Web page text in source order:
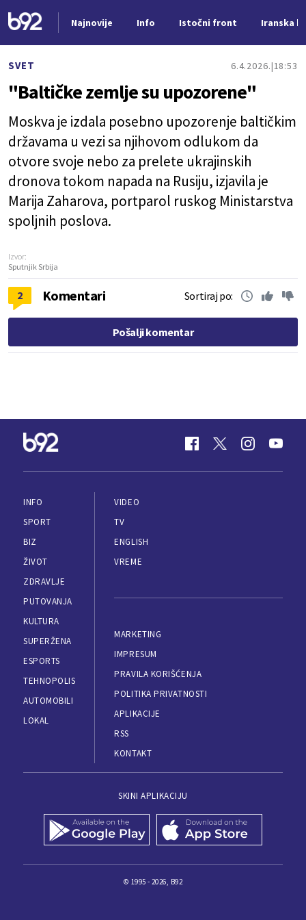
Najnovije Info Istočni front Iranska
SVET 6.4.2026. 18:53
"Baltičke zemlje su upozorene"
Moskva je izdala posebno upozorenje baltičkim
državama u vezi sa njihovom odlukom da
otvore svoje nebo za prelete ukrajinskih
dronova tokom napada na Rusiju, izjavila je
Marija Zaharova, portparol ruskog Ministarstva
spoljnih poslova.
Izvor:
Sputnjik Srbija
2 Komentari Sortiraj po:
Pošalji komentar
INFO
SPORT
BIZ
ŽIVOT
ZDRAVLJE
PUTOVANJA
KULTURA
SUPERŽENA
ESPORTS
TEHNOPOLIS
AUTOMOBILI
LOKAL
VIDEO
TV
ENGLISH
VREME
MARKETING
IMPRESUM
PRAVILA KORIŠĆENJA
POLITIKA PRIVATNOSTI
APLIKACIJE
RSS
KONTAKT
SKINI APLIKACIJU
© 1995 - 2026, B92